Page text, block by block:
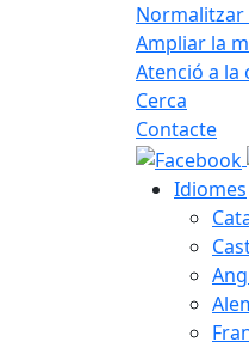
Ampliar la
Atenció a la
Cerca
Contacte
Idiomes